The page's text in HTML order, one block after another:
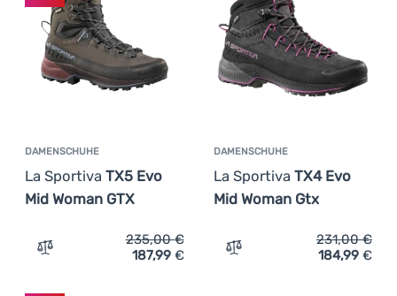
DAMENSCHUHE
La Sportiva TX5 Evo
Mid Woman GTX
Zum Vergleich 'Damenschuhe La Sportiva TX5 Evo Mid
235,00€
187,99 €
DAMENSCHUHE
La Sportiva TX4 Evo
Mid Woman Gtx
Zum Vergleich
231,00€
184,99 €